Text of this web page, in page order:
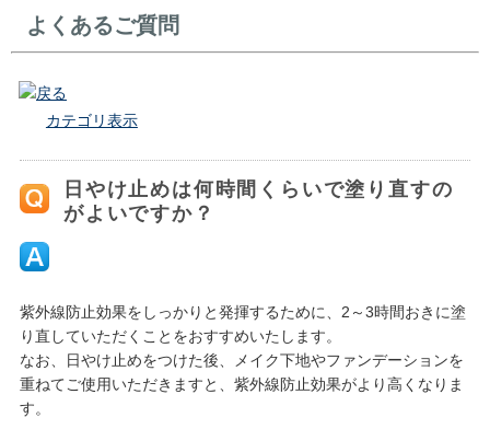
よくあるご質問
戻る
カテゴリ表示
日やけ止めは何時間くらいで塗り直すの
がよいですか？
紫外線防止効果をしっかりと発揮するために、2～3時間おきに塗
り直していただくことをおすすめいたします。
なお、日やけ止めをつけた後、メイク下地やファンデーションを
重ねてご使用いただきますと、紫外線防止効果がより高くなりま
す。